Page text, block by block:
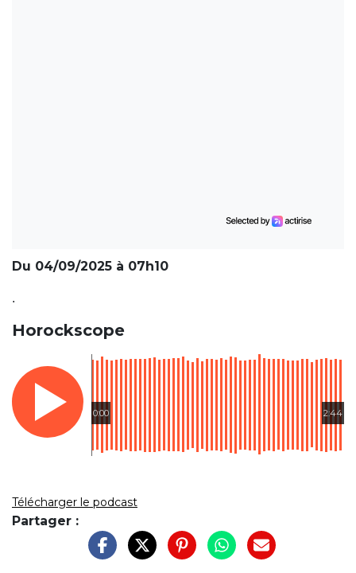
Du 04/09/2025 à 07h10
.
Horockscope
0:00 2:44
Télécharger le podcast
Partager :